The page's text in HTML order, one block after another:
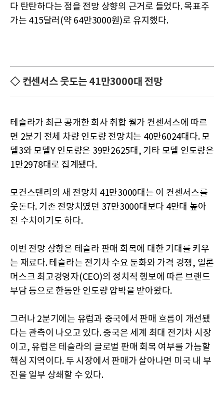
다 탄탄하다는 점을 전망 상향의 근거로 들었다. 목표주
가는 415달러(약 64만3000원)로 유지했다.
◇ 컨센서스 웃도는 41만3000대 전망
테슬라가 최근 공개한 회사 취합 월가 컨센서스에 따르
면 2분기 전체 차량 인도량 전망치는 40만6024대다. 모
델3와 모델Y 인도량은 39만2625대, 기타 모델 인도량은
1만2978대로 집계됐다.
모건스탠리의 새 전망치 41만3000대는 이 컨센서스를
웃돈다. 기존 전망치였던 37만3000대보다 4만대 높아
진 수치이기도 하다.
이번 전망 상향은 테슬라 판매 회복에 대한 기대를 키우
는 재료다. 테슬라는 전기차 수요 둔화와 가격 경쟁, 일론
머스크 최고경영자(CEO)의 정치적 행보에 따른 브랜드
부담 등으로 한동안 인도량 압박을 받아왔다.
그러나 2분기에는 유럽과 중국에서 판매 흐름이 개선됐
다는 관측이 나오고 있다. 중국은 세계 최대 전기차 시장
이고, 유럽은 테슬라의 글로벌 판매 회복 여부를 가늠할
핵심 지역이다. 두 시장에서 판매가 살아나면 미국 내 부
진을 일부 상쇄할 수 있다.